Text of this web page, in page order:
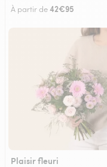
À partir de42€95
Plaisir fleuri